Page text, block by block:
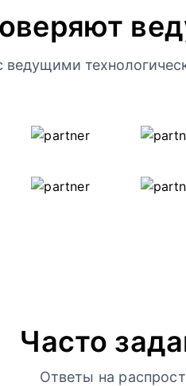
ведущими
Часто
Ответы на